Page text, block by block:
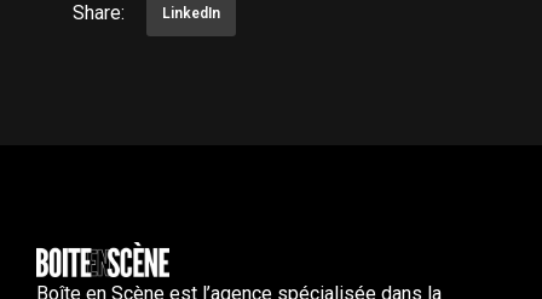
Share: LinkedIn
Boîte en Scène est l’agence spécialisée dans la